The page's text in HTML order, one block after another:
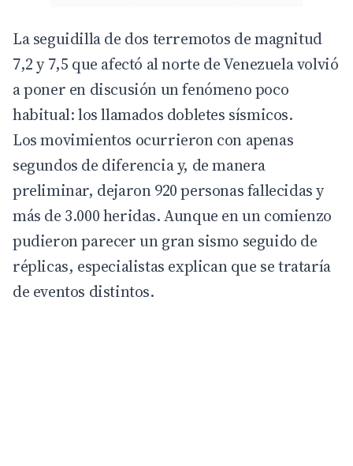
La seguidilla de dos terremotos de magnitud
7,2 y 7,5 que afectó al norte de Venezuela volvió
a poner en discusión un fenómeno poco
habitual: los llamados dobletes sísmicos.
Los movimientos ocurrieron con apenas
segundos de diferencia y, de manera
preliminar, dejaron 920 personas fallecidas y
más de 3.000 heridas. Aunque en un comienzo
pudieron parecer un gran sismo seguido de
réplicas, especialistas explican que se trataría
de eventos distintos.